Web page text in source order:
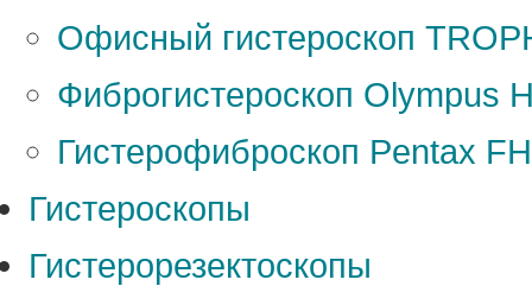
Офисный гистероскоп
Фиброгистероскоп Olympus
Гистерофиброскоп Pentax
Гистероскопы
Гистерорезектоскопы